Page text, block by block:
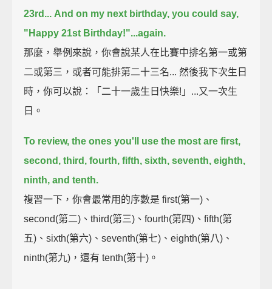
23rd... And on my next birthday, you could say,
"Happy 21st Birthday!"...again.
那麼，舉例來說，你會說某人在比賽中排名第一或第
二或第三，或者可能排第二十三名... 然後我下次生日
時，你可以說：「二十一歲生日快樂!」...又一次生
日。
To review, the ones you'll use the most are first,
second, third, fourth, fifth, sixth, seventh, eighth,
ninth, and tenth.
複習一下，你會最常用的序數是 first(第一)、
second(第二)、third(第三)、fourth(第四)、fifth(第
五)、sixth(第六)、seventh(第七)、eighth(第八)、
ninth(第九)，還有 tenth(第十)。